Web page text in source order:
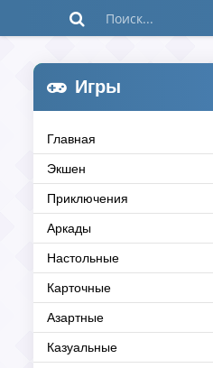
Игры
Главная
Экшен
Приключения
Аркады
Настольные
Карточные
Азартные
Казуальные